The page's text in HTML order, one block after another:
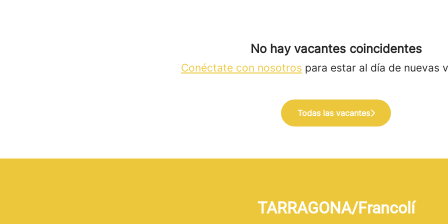
No hay vacantes coincidentes
Conéctate con nosotros para estar al día de nuevas
Todas las vacantes
TARRAGONA/Francolí